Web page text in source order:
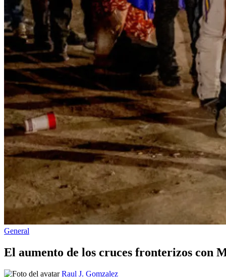
Publicado
General
El aumento de los cruces fronterizos con
Publicado Raul J. Gomzalez